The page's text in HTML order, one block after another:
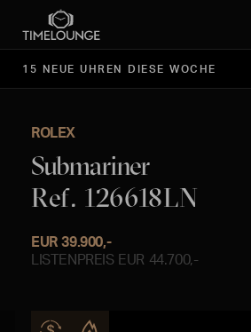
15 NEUE UHREN DIESE WOCHE
ROLEX
Submariner
Ref. 126618LN
EUR 39.900,-
LISTENPREIS EUR 44.700,-